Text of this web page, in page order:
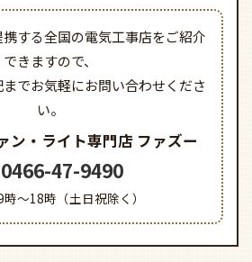
でお気軽にお問い合わせくださ
い。
ン・ライト専門店
0466-47-9490